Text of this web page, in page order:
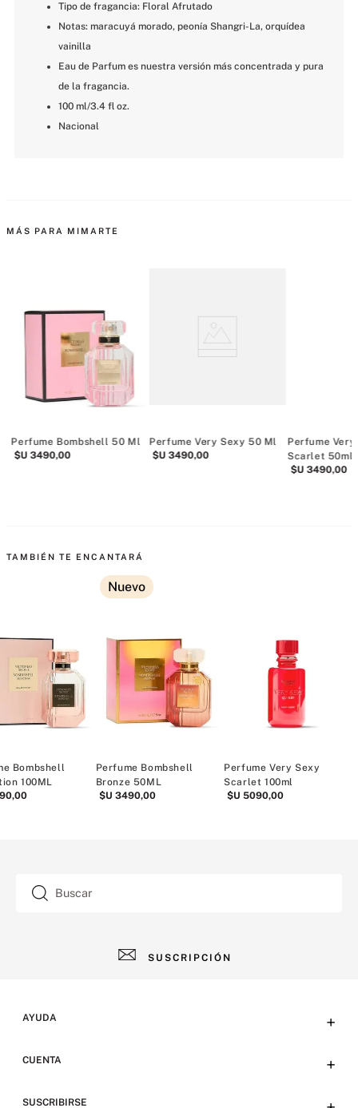
Tipo de fragancia: Floral Afrutado
Notas: maracuyá morado, peonía Shangri-La, orquídea
vainilla
Eau de Parfum es nuestra versión más concentrada y pura
de la fragancia.
100 ml/3.4 fl oz.
Nacional
MÁS PARA MIMARTE
Perfume Bombshell 50 Ml
$U 3490,00
Perfume Very Sexy 50 Ml
$U 3490,00
Perfume Very
Scarlet 50ml
$U 3490,00
TAMBIÉN TE ENCANTARÁ
Bombshell
100ML
,00
Nuevo
Perfume Bombshell
Bronze 50ML
$U 3490,00
Perfume Very Sexy
Scarlet 100ml
$U 5090,00
Buscar
SUSCRIPCIÓN
AYUDA +
CUENTA +
SUSCRIBIRSE